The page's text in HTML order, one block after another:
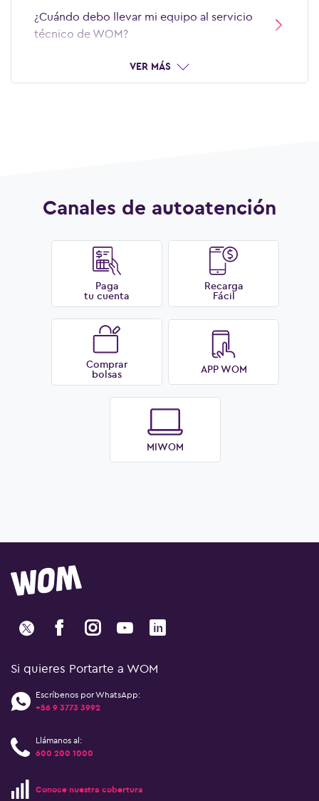
¿Cuándo debo llevar mi equipo al servicio
técnico de WOM?
VER MÁS
Canales de autoatención
Paga
tu cuenta
Recarga
Fácil
Comprar
bolsas APP WOM
MIWOM
Si quieres Portarte a WOM
Escríbenos por WhatsApp:
+56 9 3773 3992
Llámanos al:
600 200 1000
Conoce nuestra cobertura